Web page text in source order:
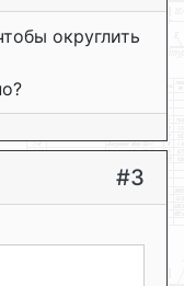
округлить
#3